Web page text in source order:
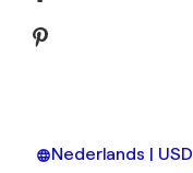
Nederlands | USD